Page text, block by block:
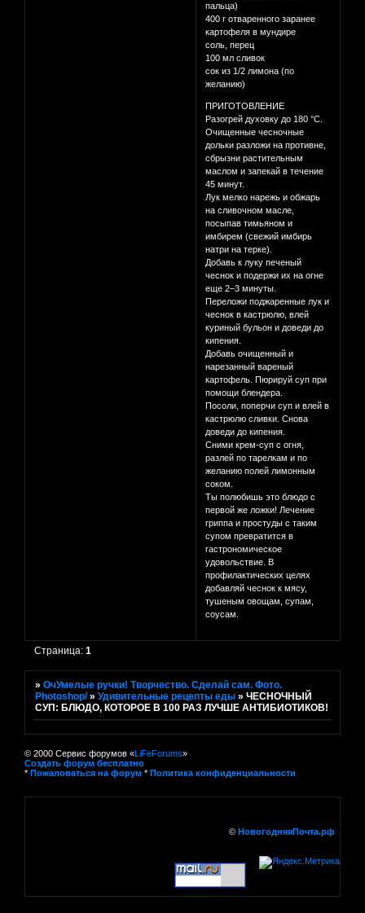
пальца)
400 г отваренного заранее
картофеля в мундире
соль, перец
100 мл сливок
сок из 1/2 лимона (по
желанию)
ПРИГОТОВЛЕНИЕ
Разогрей духовку до 180 °С.
Очищенные чесночные
дольки разложи на противне,
сбрызни растительным
маслом и запекай в течение
45 минут.
Лук мелко нарежь и обжарь
на сливочном масле,
посыпав тимьяном и
имбирем (свежий имбирь
натри на терке).
Добавь к луку печеный
чеснок и подержи их на огне
еще 2–3 минуты.
Переложи поджаренные лук и
чеснок в кастрюлю, влей
куриный бульон и доведи до
кипения.
Добавь очищенный и
нарезанный вареный
картофель. Пюрируй суп при
помощи блендера.
Посоли, поперчи суп и влей в
кастрюлю сливки. Снова
доведи до кипения.
Сними крем-суп с огня,
разлей по тарелкам и по
желанию полей лимонным
соком.
Ты полюбишь это блюдо с
первой же ложки! Лечение
гриппа и простуды с таким
супом превратится в
гастрономическое
удовольствие. В
профилактических целях
добавляй чеснок к мясу,
тушеным овощам, супам,
соусам.
Страница:1
»ОчУмелые ручки! Творчество. Сделай сам. Фото.
Photoshop/ »Удивительные рецепты еды »ЧЕСНОЧНЫЙ
СУП: БЛЮДО, КОТОРОЕ В 100 РАЗ ЛУЧШЕ АНТИБИОТИКОВ!
© 2000 Сервис форумов «LiFeForums»
Создать форум бесплатно
* Пожаловаться на форум * Политика конфиденциальности
© НовогодняяПочта.рф